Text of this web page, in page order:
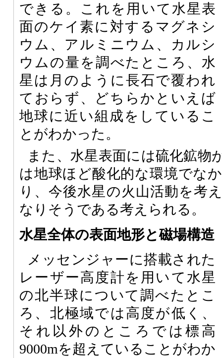
できる。これを用いて水星表
面のケイ素に対するマグネシ
ウム、アルミニウム、カルシ
ウムの量を調べたところ、水
星は月のように長石で覆われ
ておらず、どちらかといえば
地球に近い組成をしているこ
とがわかった。
また、水星表面には硫化鉱物
は地球ほど酸化的な環境でな
り、今後水星の火山活動を考
なりそうである考えられる。
水星全体の表面地形と磁場構造
メッセンジャーに搭載された
レーザー高度計を用いて水星
の北半球について調べたとこ
ろ、北極域では高度が低く、
それ以外のところでは標高
9000mを超えていることがわか